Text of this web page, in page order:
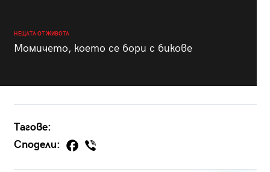
НЕЩАТА ОТ ЖИВОТА
Момичето, което се бори с бикове
Тагове:
Сподели: